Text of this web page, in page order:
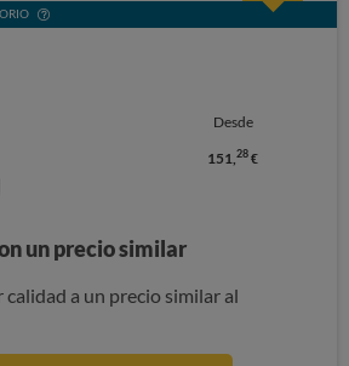
Desde
151,28 €
un precio similar
a un precio similar al